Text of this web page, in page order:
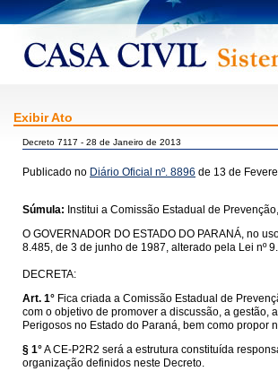
Exibir Ato
Decreto 7117 - 28 de Janeiro de 2013
Publicado no Diário Oficial nº. 8896 de 13 de
Súmula: Institui a Comissão Estadual de
O GOVERNADOR DO ESTADO DO PARANÁ, no
8.485, de 3 de junho de 1987, alterado pela Lei nº
DECRETA:
Art. 1° Fica criada a Comissão Estadual de
com o objetivo de promover a discussão, a gestão,
Perigosos no Estado do Paraná, bem como
§ 1°A CE-P2R2 será a estrutura constituída
organização definidos neste Decreto.